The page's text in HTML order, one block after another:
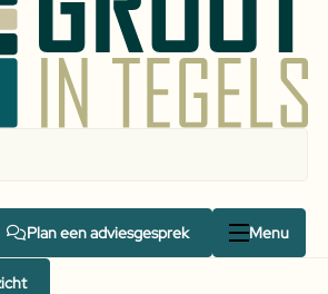
Plan een adviesgesprek Menu